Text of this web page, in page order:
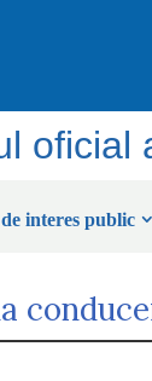
oficial
interes public